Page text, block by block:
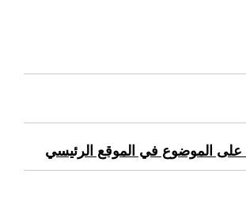
على الموضوع في الموقع الرئيسي